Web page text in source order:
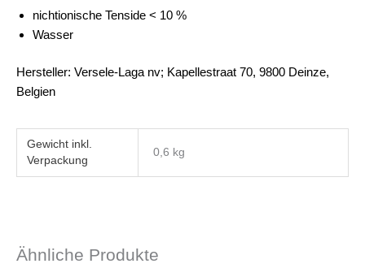
nichtionische Tenside < 10 %
Wasser
Hersteller: Versele-Laga nv; Kapellestraat 70, 9800 Deinze,
Belgien
Gewicht
0,6 kg
Ähnliche Produkte